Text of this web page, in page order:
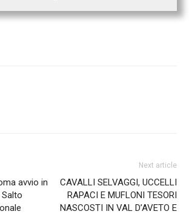
avvio in
Next article
CAVALLI SELVAGGI, UCCELLI
RAPACI E MUFLONI TESORI
NASCOSTI IN VAL D’AVETO E